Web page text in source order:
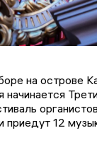
на острове
начинается
приедут 12